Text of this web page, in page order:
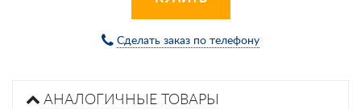
Сделать заказ по телефону
АНАЛОГИЧНЫЕ ТОВАРЫ